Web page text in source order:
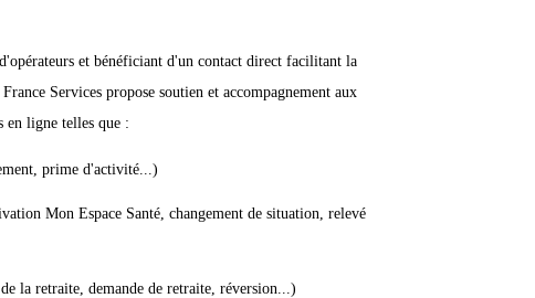
et bénéficiant d'un contact direct facilitant la
Services propose soutien et accompagnement aux
en ligne telles que :
prime d'activité...)
Mon Espace Santé, changement de situation, relevé
la retraite, demande de retraite, réversion...)